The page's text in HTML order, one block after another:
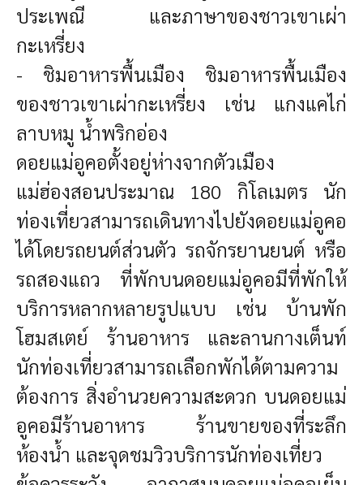
ประเพณี และภาษาของชาวเขาเผ่า
กะเหรี่ยง
- ชิมอาหารพื้นเมือง ชิมอาหารพื้นเมือง
ของชาวเขาเผ่ากะเหรี่ยง เช่น แกงแคไก่
ลาบหมู น้ำพริกอ่อง
ดอยแม่อูคอตั้งอยู่ห่างจากตัวเมือง
แม่ฮ่องสอนประมาณ 180 กิโลเมตร นัก
ท่องเที่ยวสามารถเดินทางไปยังดอยแม่อูคอ
ได้โดยรถยนต์ส่วนตัว รถจักรยานยนต์ หรือ
รถสองแถว ที่พักบนดอยแม่อูคอมีที่พักให้
บริการหลากหลายรูปแบบ เช่น บ้านพัก
โฮมสเตย์ ร้านอาหาร และลานกางเต็นท์
นักท่องเที่ยวสามารถเลือกพักได้ตามความ
ต้องการ สิ่งอำนวยความสะดวก บนดอยแม่
อูคอมีร้านอาหาร ร้านขายของที่ระลึก
ห้องน้ำ และจุดชมวิวบริการนักท่องเที่ยว